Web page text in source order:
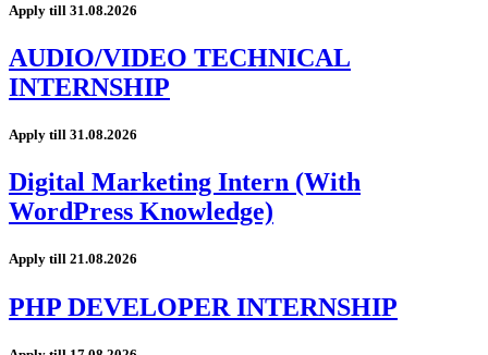
Apply till 31.08.2026
AUDIO/VIDEO TECHNICAL
INTERNSHIP
Apply till 31.08.2026
Digital Marketing Intern (With
WordPress Knowledge)
Apply till 21.08.2026
PHP DEVELOPER INTERNSHIP